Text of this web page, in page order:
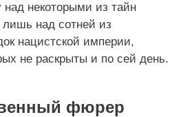
некоторыми из тайн
лишь над сотней из
нацистской империи,
не раскрыты и по сей день.
фюрер